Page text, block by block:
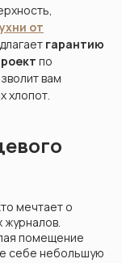
от
гарантию
по
вам
хлопот.
мечтает о
журналов.
помещение
себе небольшую